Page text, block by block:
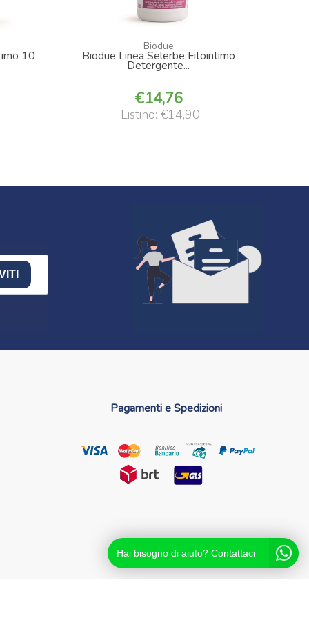
10
Biodue
Biodue Linea Selerbe Fitointimo
Detergente...
14,76
Listino: €14,90
Pagamenti e Spedizioni
Hai bisogno di aiuto? Contattaci